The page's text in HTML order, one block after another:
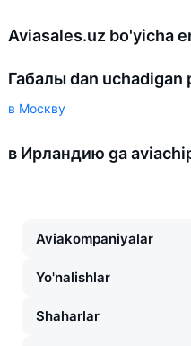
Aviasales.uz bo'yicha
Габалы dan uchadigan
в Москву
в Ирландию ga
Aviakompaniyalar
Yo'nalishlar
Shaharlar